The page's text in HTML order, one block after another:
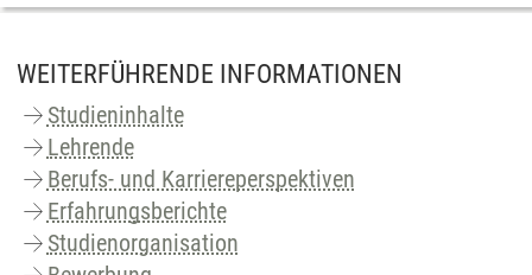
WEITERFÜHRENDE INFORMATIONEN
Studieninhalte
Lehrende
Berufs- und Karriereperspektiven
Erfahrungsberichte
Studienorganisation